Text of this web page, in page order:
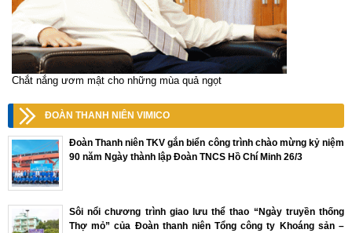
Chắt nắng ươm mật cho những mùa quả ngọt
ĐOÀN THANH NIÊN VIMICO
Đoàn Thanh niên TKV gắn biển công trình chào mừng kỷ niệm
90 năm Ngày thành lập Đoàn TNCS Hồ Chí Minh 26/3
Sôi nổi chương trình giao lưu thể thao “Ngày truyền thống
Thợ mỏ” của Đoàn thanh niên Tổng công ty Khoáng sản –